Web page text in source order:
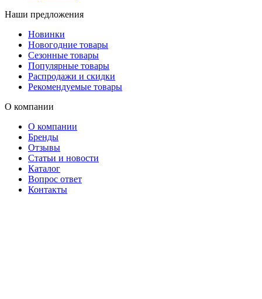
Наши предложения
Новинки
Новогодние товары
Сезонные товары
Популярные товары
Распродажи и скидки
Рекомендуемые товары
О компании
О компании
Бренды
Отзывы
Статьи и новости
Каталог
Вопрос ответ
Контакты